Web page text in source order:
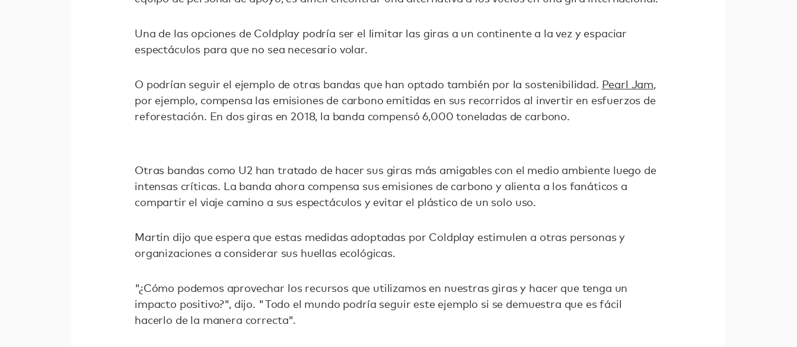
Una de las opciones de Coldplay podría ser el limitar las giras a un continente a la vez y espaciar
espectáculos para que no sea necesario volar.
O podrían seguir el ejemplo de otras bandas que han optado también por la sostenibilidad. Pearl Jam,
por ejemplo, compensa las emisiones de carbono emitidas en sus recorridos al invertir en esfuerzos de
reforestación. En dos giras en 2018, la banda compensó 6,000 toneladas de carbono.
Otras bandas como U2 han tratado de hacer sus giras más amigables con el medio ambiente luego de
intensas críticas. La banda ahora compensa sus emisiones de carbono y alienta a los fanáticos a
compartir el viaje camino a sus espectáculos y evitar el plástico de un solo uso.
Martin dijo que espera que estas medidas adoptadas por Coldplay estimulen a otras personas y
organizaciones a considerar sus huellas ecológicas.
"¿Cómo podemos aprovechar los recursos que utilizamos en nuestras giras y hacer que tenga un
impacto positivo?", dijo. "Todo el mundo podría seguir este ejemplo si se demuestra que es fácil
hacerlo de la manera correcta".